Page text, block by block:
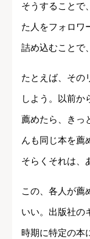
そうすることで
た人をフォロワ
詰め込むことで
たとえば、その
しよう。以前か
薦めたら、きっ
んも同じ本を薦
そらくそれは、
この、各人が薦
いい。出版社の
時期に特定の本